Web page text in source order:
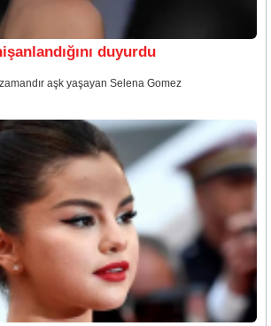
duyurdu
aşk yaşayan Selena Gomez